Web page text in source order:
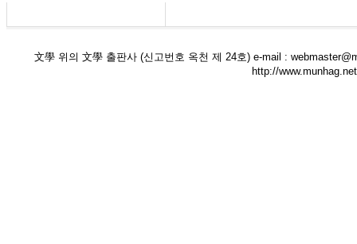
文學 위의 文學 출판사 (신고번호 옥천 제 24호) e-mail :
http://